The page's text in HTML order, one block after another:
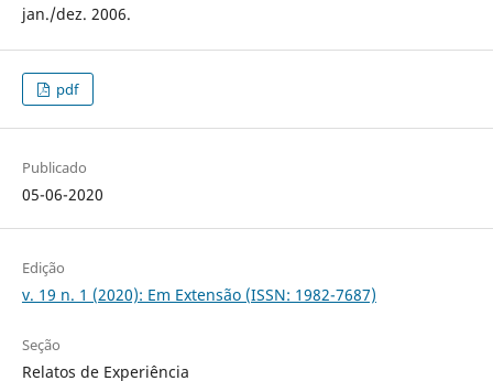
jan./dez. 2006.
pdf
Publicado
05-06-2020
Edição
v. 19 n. 1 (2020): Em Extensão (ISSN: 1982-7687)
Seção
Relatos de Experiência